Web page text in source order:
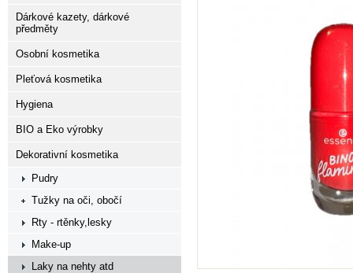
Dárkové kazety, dárkové
předměty
Osobní kosmetika
Pleťová kosmetika
Hygiena
BIO a Eko výrobky
Dekorativní kosmetika
Pudry
Tužky na oči, obočí
Rty - rtěnky,lesky
Make-up
Laky na nehty atd